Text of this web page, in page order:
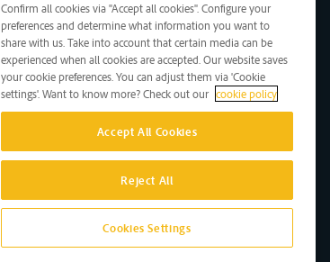
Confirm all cookies via "Accept all cookies". Configure your
preferences and determine what information you want to
share with us. Take into account that certain media can be
experienced when all cookies are accepted. Our website saves
your cookie preferences. You can adjust them via 'Cookie
settings'. Want to know more? Check out our cookie policy
Accept All Cookies
Reject All
Cookies Settings